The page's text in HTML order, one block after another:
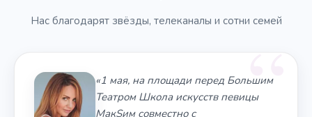
Нас благодарят звёзды, телеканалы и сотни семей
«1 мая, на площади перед Большим
Театром Школа искусств певицы
МакSим совместно с